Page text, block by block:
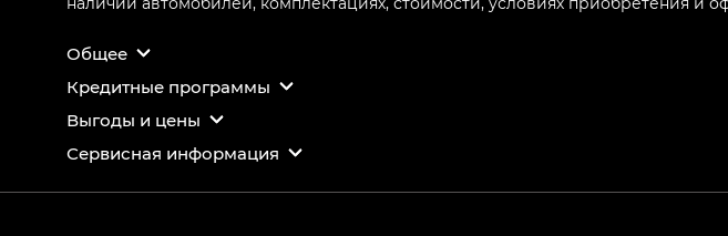
Общее
Кредитные программы
Выгоды и цены
Сервисная информация